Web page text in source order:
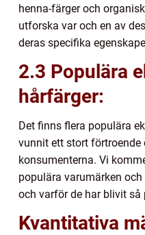
henna-färger och
utforska var och en av
deras specifika
2.3 Populära
hårfärger:
Det finns flera populära
vunnit ett stort
konsumenterna. Vi
populära varumärken
och varför de har blivit så
Kvantitativa